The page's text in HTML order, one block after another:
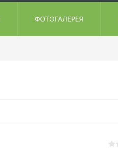
ФОТОГАЛЕРЕЯ